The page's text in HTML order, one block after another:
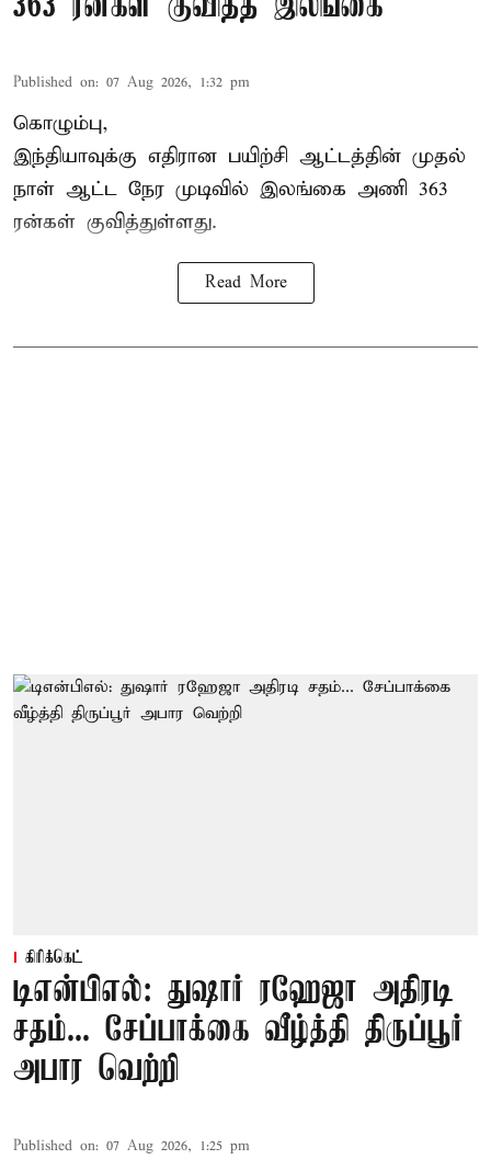
Published on: 07 Aug 2026, 1:32 pm
கொழும்பு,
இந்தியாவுக்கு எதிரான பயிற்சி ஆட்டத்தின் முதல்
நாள் ஆட்ட நேர முடிவில் இலங்கை அணி 363
ரன்கள் குவித்துள்ளது.
Read More
கிரிக்கெட்
டிஎன்பிஎல்: துஷார் ரஹேஜா அதிரடி
சதம்... சேப்பாக்கை வீழ்த்தி திருப்பூர்
அபார வெற்றி
Published on: 07 Aug 2026, 1:25 pm